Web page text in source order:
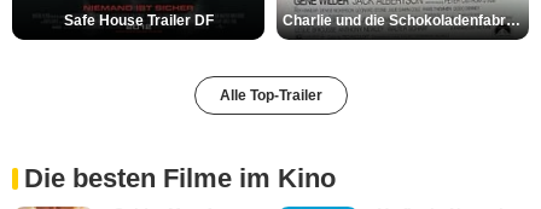
Safe House Trailer DF Charlie und die Schokoladenfabrik Trailer OV
Alle Top-Trailer
Die besten Filme im Kino